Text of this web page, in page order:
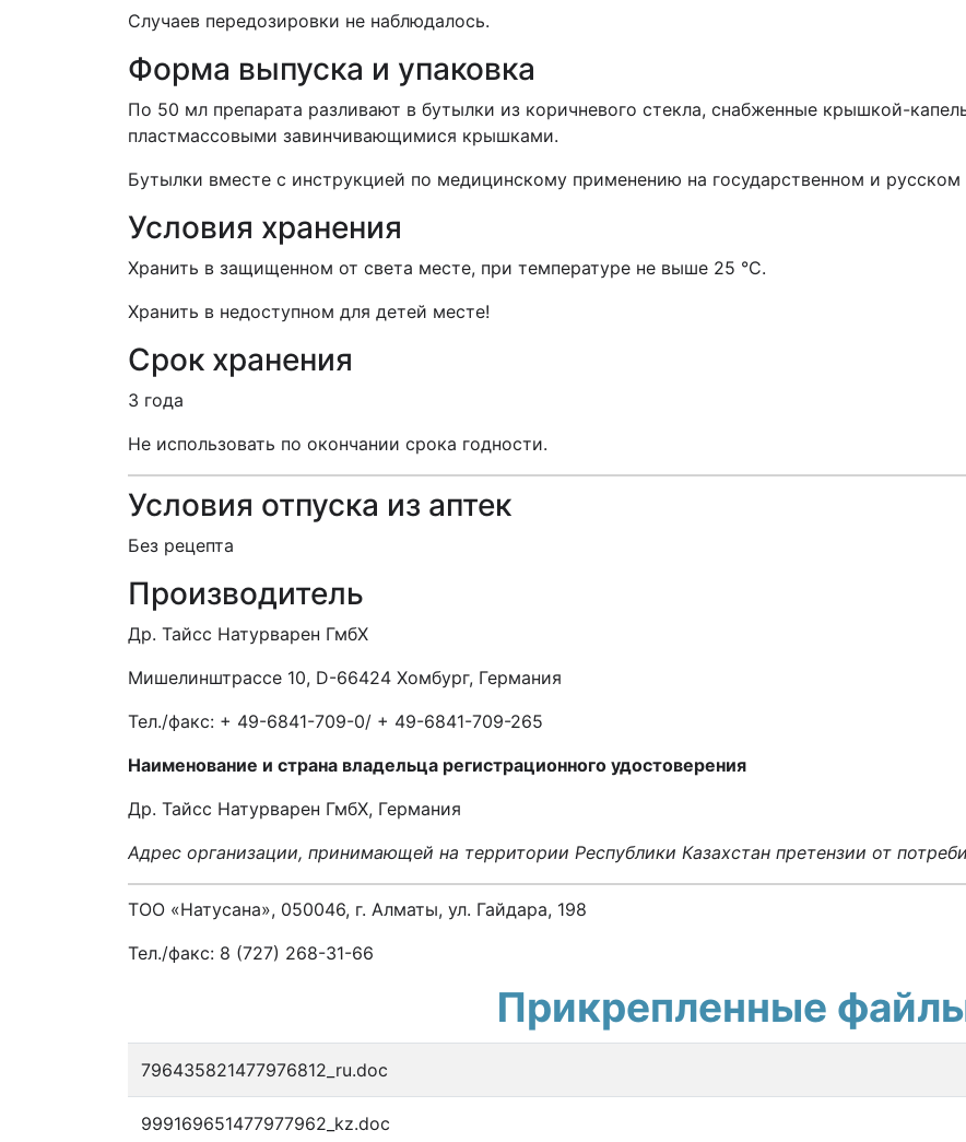
Случаев передозировки не наблюдалось.
Форма выпуска и упаковка
По 50 мл препарата разливают в бутылки из коричневого стекла, снабженные крышкой-
пластмассовыми завинчивающимися крышками.
Бутылки вместе с инструкцией по медицинскому применению на государственном и
Условия хранения
Хранить в защищенном от света месте, при температуре не выше 25 °С.
Хранить в недоступном для детей месте!
Срок хранения
3 года
Не использовать по окончании срока годности.
Условия отпуска из аптек
Без рецепта
Производитель
Др. Тайсс Натурварен ГмбХ
Мишелинштрассе 10, D-66424 Хомбург, Германия
Тел./факс: + 49-6841-709-0/ + 49-6841-709-265
Наименование и страна владельца регистрационного удостоверения
Др. Тайсс Натурварен ГмбХ, Германия
Адрес организации, принимающей на территории Республики Казахстан претензии от
ТОО «Натусана», 050046, г. Алматы, ул. Гайдара, 198
Тел./факс: 8 (727) 268-31-66
Прикрепленные
796435821477976812_ru.doc
999169651477977962_kz.doc